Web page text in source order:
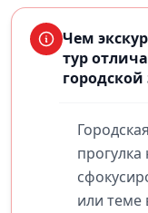
Чем
тур
городской
прогулка
или теме